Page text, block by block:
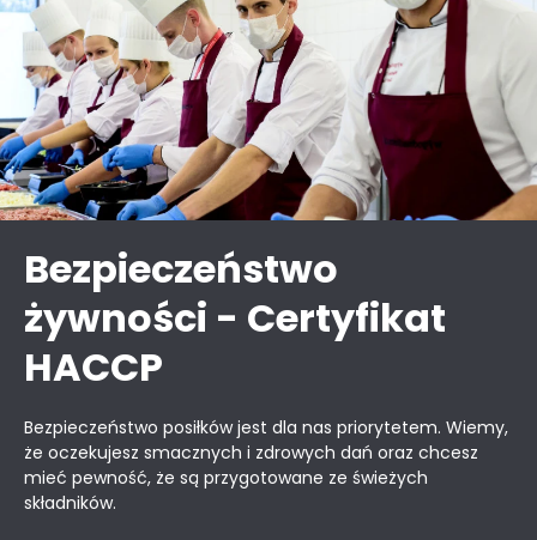
Bezpieczeństwo
żywności - Certyfikat
HACCP
Bezpieczeństwo posiłków jest dla nas priorytetem. Wiemy,
że oczekujesz smacznych i zdrowych dań oraz chcesz
mieć pewność, że są przygotowane ze świeżych
składników.